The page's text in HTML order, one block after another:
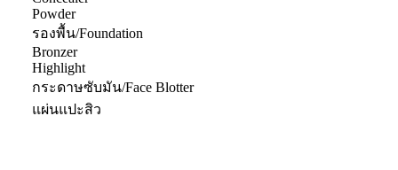
Powder
รองพื้น/Foundation
Bronzer
Highlight
กระดาษซับมัน/Face Blotter
แผ่นแปะสิว